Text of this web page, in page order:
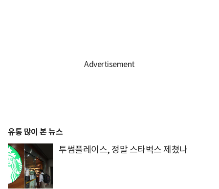
유통 많이 본 뉴스
투썸플레이스, 정말 스타벅스 제쳤나